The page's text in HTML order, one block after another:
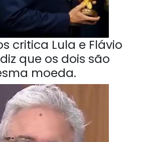
critica Lula e Flávio
que os dois são
moeda.